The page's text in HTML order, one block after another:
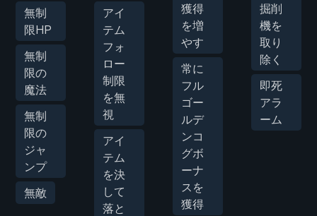
無制
限HP
無制
限の
魔法
無制
限の
ジャ
ンプ
無敵
アイ
テム
フォ
ロー
制限
を無
視
アイ
テム
を決
して
落と
獲得
を増
やす
常に
フル
ゴー
ルデ
ンコ
グボ
ーナ
スを
獲得
掘削
機を
取り
除く
即死
アラ
ーム